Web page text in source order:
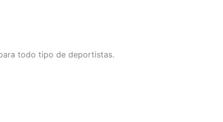
todo tipo de deportistas.